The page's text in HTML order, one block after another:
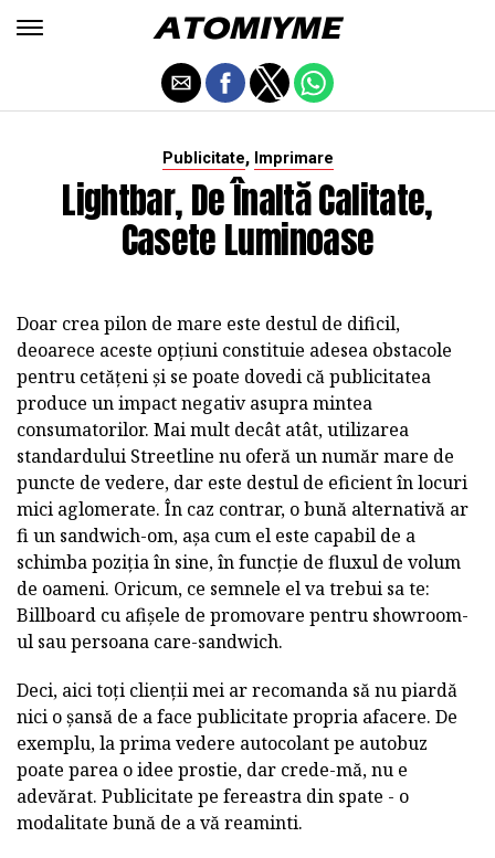
Publicitate, Imprimare
Lightbar, De Înaltă Calitate,
Casete Luminoase
Doar crea pilon de mare este destul de dificil,
deoarece aceste opțiuni constituie adesea obstacole
pentru cetățeni și se poate dovedi că publicitatea
produce un impact negativ asupra mintea
consumatorilor. Mai mult decât atât, utilizarea
standardului Streetline nu oferă un număr mare de
puncte de vedere, dar este destul de eficient în locuri
mici aglomerate. În caz contrar, o bună alternativă ar
fi un sandwich-om, așa cum el este capabil de a
schimba poziția în sine, în funcție de fluxul de volum
de oameni. Oricum, ce semnele el va trebui sa te:
Billboard cu afișele de promovare pentru showroom-
ul sau persoana care-sandwich.
Deci, aici toți clienții mei ar recomanda să nu piardă
nici o șansă de a face publicitate propria afacere. De
exemplu, la prima vedere autocolant pe autobuz
poate parea o idee prostie, dar crede-mă, nu e
adevărat. Publicitate pe fereastra din spate - o
modalitate bună de a vă reaminti.